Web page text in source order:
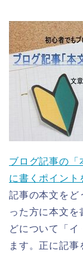
ブログ記事の「
に書くポイント
記事の本文をど
った方に本文を
どについて「イ
ます。正に記事